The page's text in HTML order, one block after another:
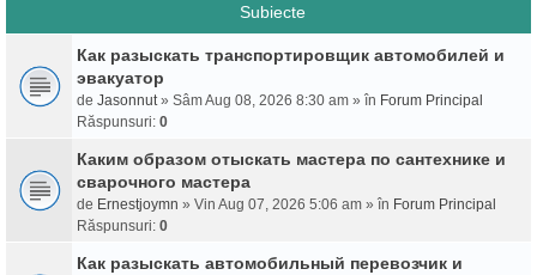
Subiecte
Как разыскать транспортировщик автомобилей и
эвакуатор
de Jasonnut» Sâm Aug 08, 2026 8:30 am » în Forum Principal
Răspunsuri: 0
Каким образом отыскать мастера по сантехнике и
сварочного мастера
de Ernestjoymn » Vin Aug 07, 2026 5:06 am » în Forum Principal
Răspunsuri: 0
Как разыскать автомобильный перевозчик и